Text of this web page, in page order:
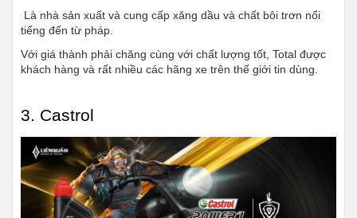
tiếng đến từ pháp.
Với giá thành phải chăng cùng với chất lượng tốt, Total được
khách hàng và rất nhiều các hãng xe trên thế giới tin dùng.
3. Castrol